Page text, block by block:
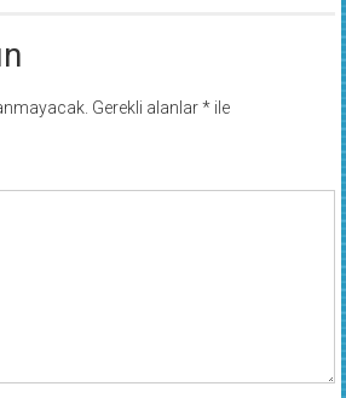
Gerekli alanlar*ile